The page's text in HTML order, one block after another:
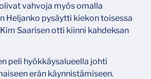
vahvoja myös omalla
Heljanko pysäytti kiekon toisessa
Saarisen otti kiinni kahdeksan
peli hyökkäysalueella johti
erän käynnistämiseen.